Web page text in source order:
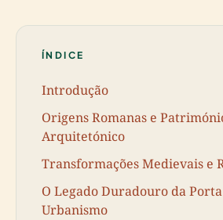
ÍNDICE
Introdução
Origens Romanas e
Arquitetónico
Transformações Medievais e
O Legado Duradouro da
Urbanismo